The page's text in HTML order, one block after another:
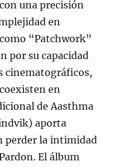
una precisión
en
“Patchwork”
por su capacidad
cinematográficos,
en
de Aasthma
aporta
perder la intimidad
El álbum